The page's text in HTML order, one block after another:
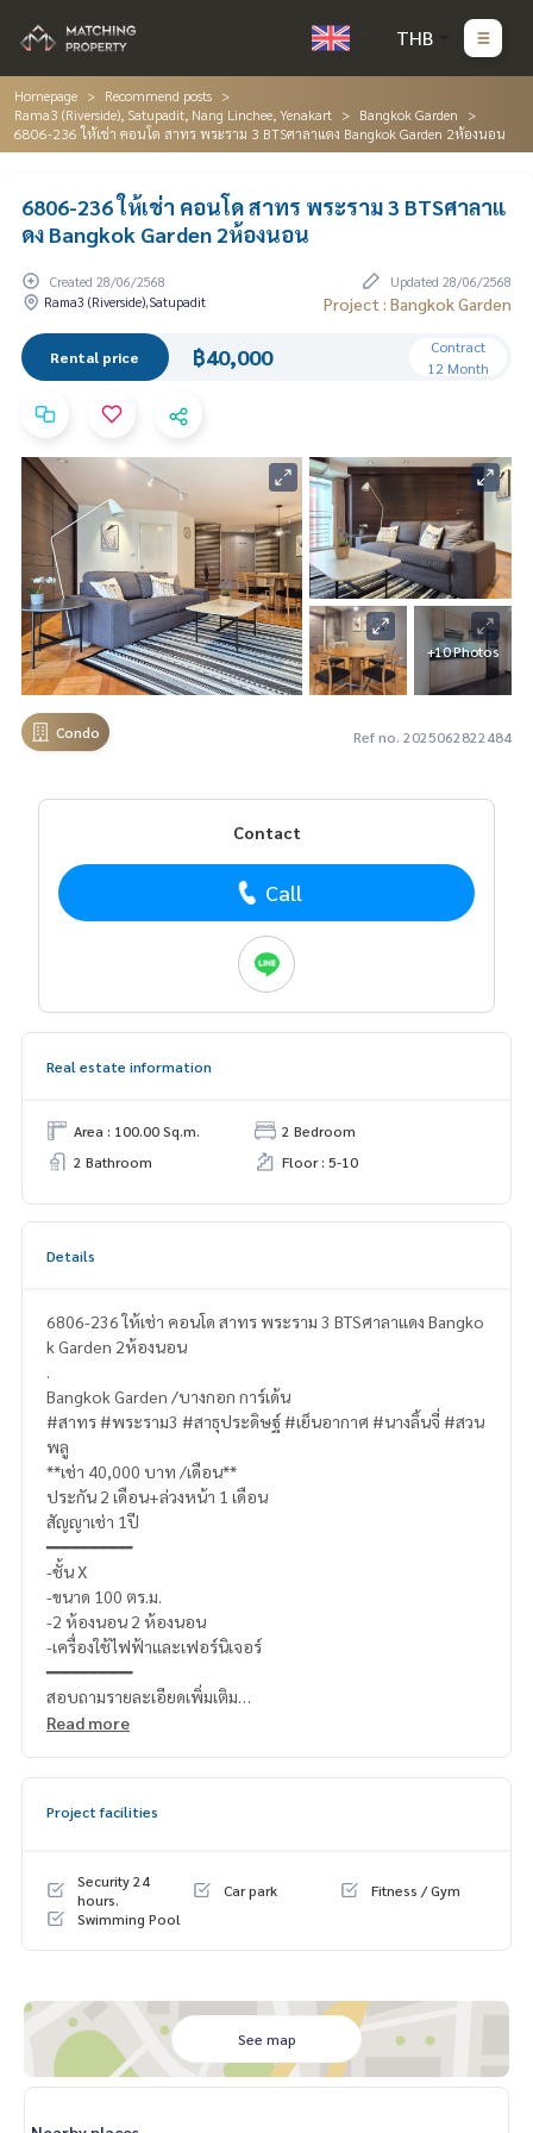
THB
Homepage
Recommend posts
Rama3 (Riverside), Satupadit, Nang Linchee, Yenakart
Bangkok Garden
6806-236 ให้เช่า คอนโด สาทร พระราม 3 BTSศาลาแดง Bangkok Garden 2ห้องนอน
6806-236 ให้เช่า คอนโด สาทร พระราม 3 BTSศาลาแ
ดง Bangkok Garden 2ห้องนอน
Created 28/06/2568
Updated 28/06/2568
Rama3 (Riverside),Satupadit
Project : Bangkok Garden
Rental price ฿40,000
Contract
12 Month
+10 Photos
Condo Ref no. 2025062822484
Contact
Call
Real estate information
Area : 100.00 Sq.m.
2 Bedroom
2 Bathroom
Floor : 5-10
Details
6806-236 ให้เช่า คอนโด สาทร พระราม 3 BTSศาลาแดง Bangko
k Garden 2ห้องนอน
.
Bangkok Garden /บางกอก การ์เด้น
#สาทร #พระราม3 #สาธุประดิษฐ์ #เย็นอากาศ #นางลิ้นจี่ #สวน
พลู
**เช่า 40,000 บาท /เดือน**
ประกัน 2 เดือน+ล่วงหน้า 1 เดือน
สัญญาเช่า 1ปี
━━━━━━━━━
-ชั้น X
-ขนาด 100 ตร.ม.
-2 ห้องนอน 2 ห้องนอน
-เครื่องใช้ไฟฟ้าและเฟอร์นิเจอร์
━━━━━━━━━
สอบถามรายละเอียดเพิ่มเติม
Line official : @matchingproperty (มี @ ข้างหน้า)
Whatsapp K.Belle
รับฝากซื้อ ขาย เช่า ที่ดิน บ้าน ทาวเฮ้าส์ ทาวโฮม คอนโด อพาร์ทเม
นท์ โรงแรม รีสอร์ท กับทีมงานอสังหาฯมืออาชีพ ที่ทำงานกันเป็นร
ะบบเครือข่าย และใช้เทคโนโลยีล่าสุดในการทำการตลาดเพื่อหาลู
Read more
Project facilities
Security 24
hours.
Car park
Fitness / Gym
Swimming Pool
See map